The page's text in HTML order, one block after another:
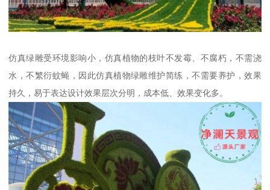
仿真绿雕受环境影响小，仿真植物的枝叶不发霉、不腐朽，不需浇
水，不繁衍蚊蝇，因此仿真植物绿雕维护简练，不需要养护，效果
持久，易于表达设计效果层次分明，成本低、效果变化多。